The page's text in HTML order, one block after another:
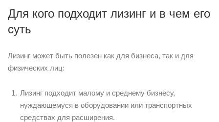
Для кого подходит лизинг и в чем его
суть
Лизинг может быть полезен как для бизнеса, так и для
физических лиц:
Лизинг подходит малому и среднему бизнесу,
нуждающемуся в оборудовании или транспортных
средствах для расширения.